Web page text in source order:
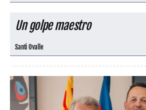
Un golpe maestro
Santi Ovalle